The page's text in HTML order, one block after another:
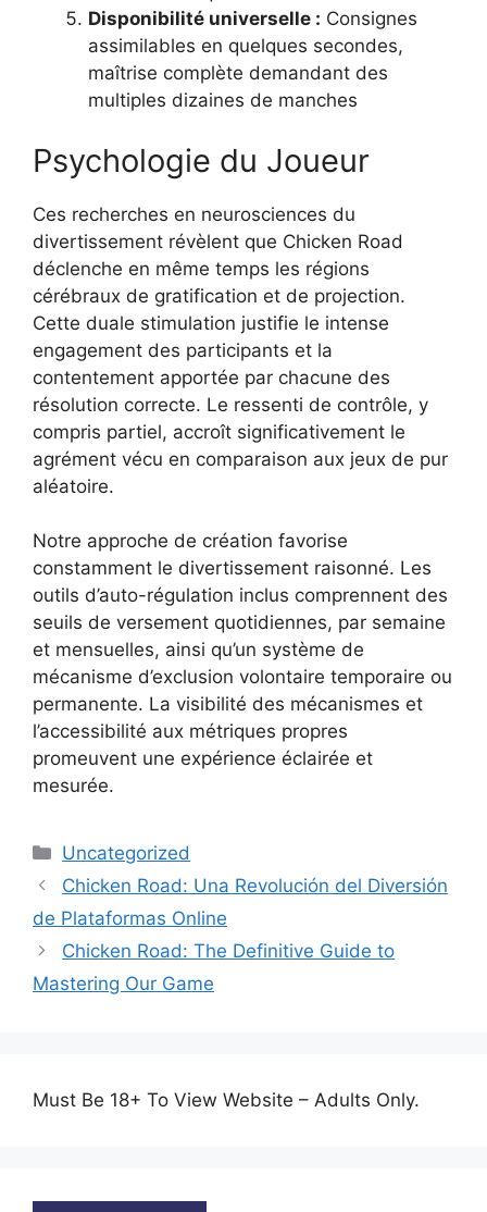
Disponibilité universelle : Consignes
assimilables en quelques secondes,
maîtrise complète demandant des
multiples dizaines de manches
Psychologie du Joueur
Ces recherches en neurosciences du
divertissement révèlent que Chicken Road
déclenche en même temps les régions
cérébraux de gratification et de projection.
Cette duale stimulation justifie le intense
engagement des participants et la
contentement apportée par chacune des
résolution correcte. Le ressenti de contrôle, y
compris partiel, accroît significativement le
agrément vécu en comparaison aux jeux de pur
aléatoire.
Notre approche de création favorise
constamment le divertissement raisonné. Les
outils d’auto-régulation inclus comprennent des
seuils de versement quotidiennes, par semaine
et mensuelles, ainsi qu’un système de
mécanisme d’exclusion volontaire temporaire ou
permanente. La visibilité des mécanismes et
l’accessibilité aux métriques propres
promeuvent une expérience éclairée et
mesurée.
Categories
Uncategorized
Chicken Road: Una Revolución del Diversión
de Plataformas Online
Chicken Road: The Definitive Guide to
Mastering Our Game
Must Be 18+ To View Website – Adults Only.